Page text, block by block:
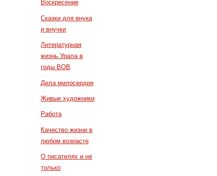
Воскресение
Сказки для внука
и внучки
Литературная
жизнь Урала в
годы ВОВ
Дела милосердия
Живые художники
Работа
Качество жизни в
любом возрасте
О писателях и не
только